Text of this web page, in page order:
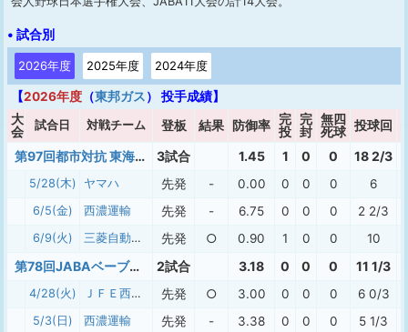
• 試合別
2026年度 2025年度 2024年度
【2026年度 （東邦ガス） 投手成績】
大
会
試合日 対戦チーム 登板 結果 防御率
完
投
完
封
無四
死球 投球回
第97回都市対抗 東海二次予選 3試合 1.45 1 0 0 18 2/3
5/28(木) ヤマハ 先発 - 0.00 0 0 0 6
6/5(金) 西濃運輸 先発 - 6.75 0 0 0 2 2/3
6/9(火) 三菱自動車岡崎 先発 ○ 0.90 1 0 0 10
第78回JABAベーブルース杯 2試合 3.18 0 0 0 11 1/3
4/28(火) ＪＦＥ西日本 先発 ○ 3.00 0 0 0 6 0/3
5/3(日) 西濃運輸 先発 - 3.38 0 0 0 5 1/3